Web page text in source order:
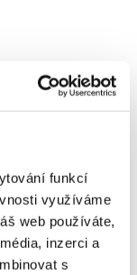
funkcí
využíváme
web používáte,
inzerci a
s
výplaty:
pár